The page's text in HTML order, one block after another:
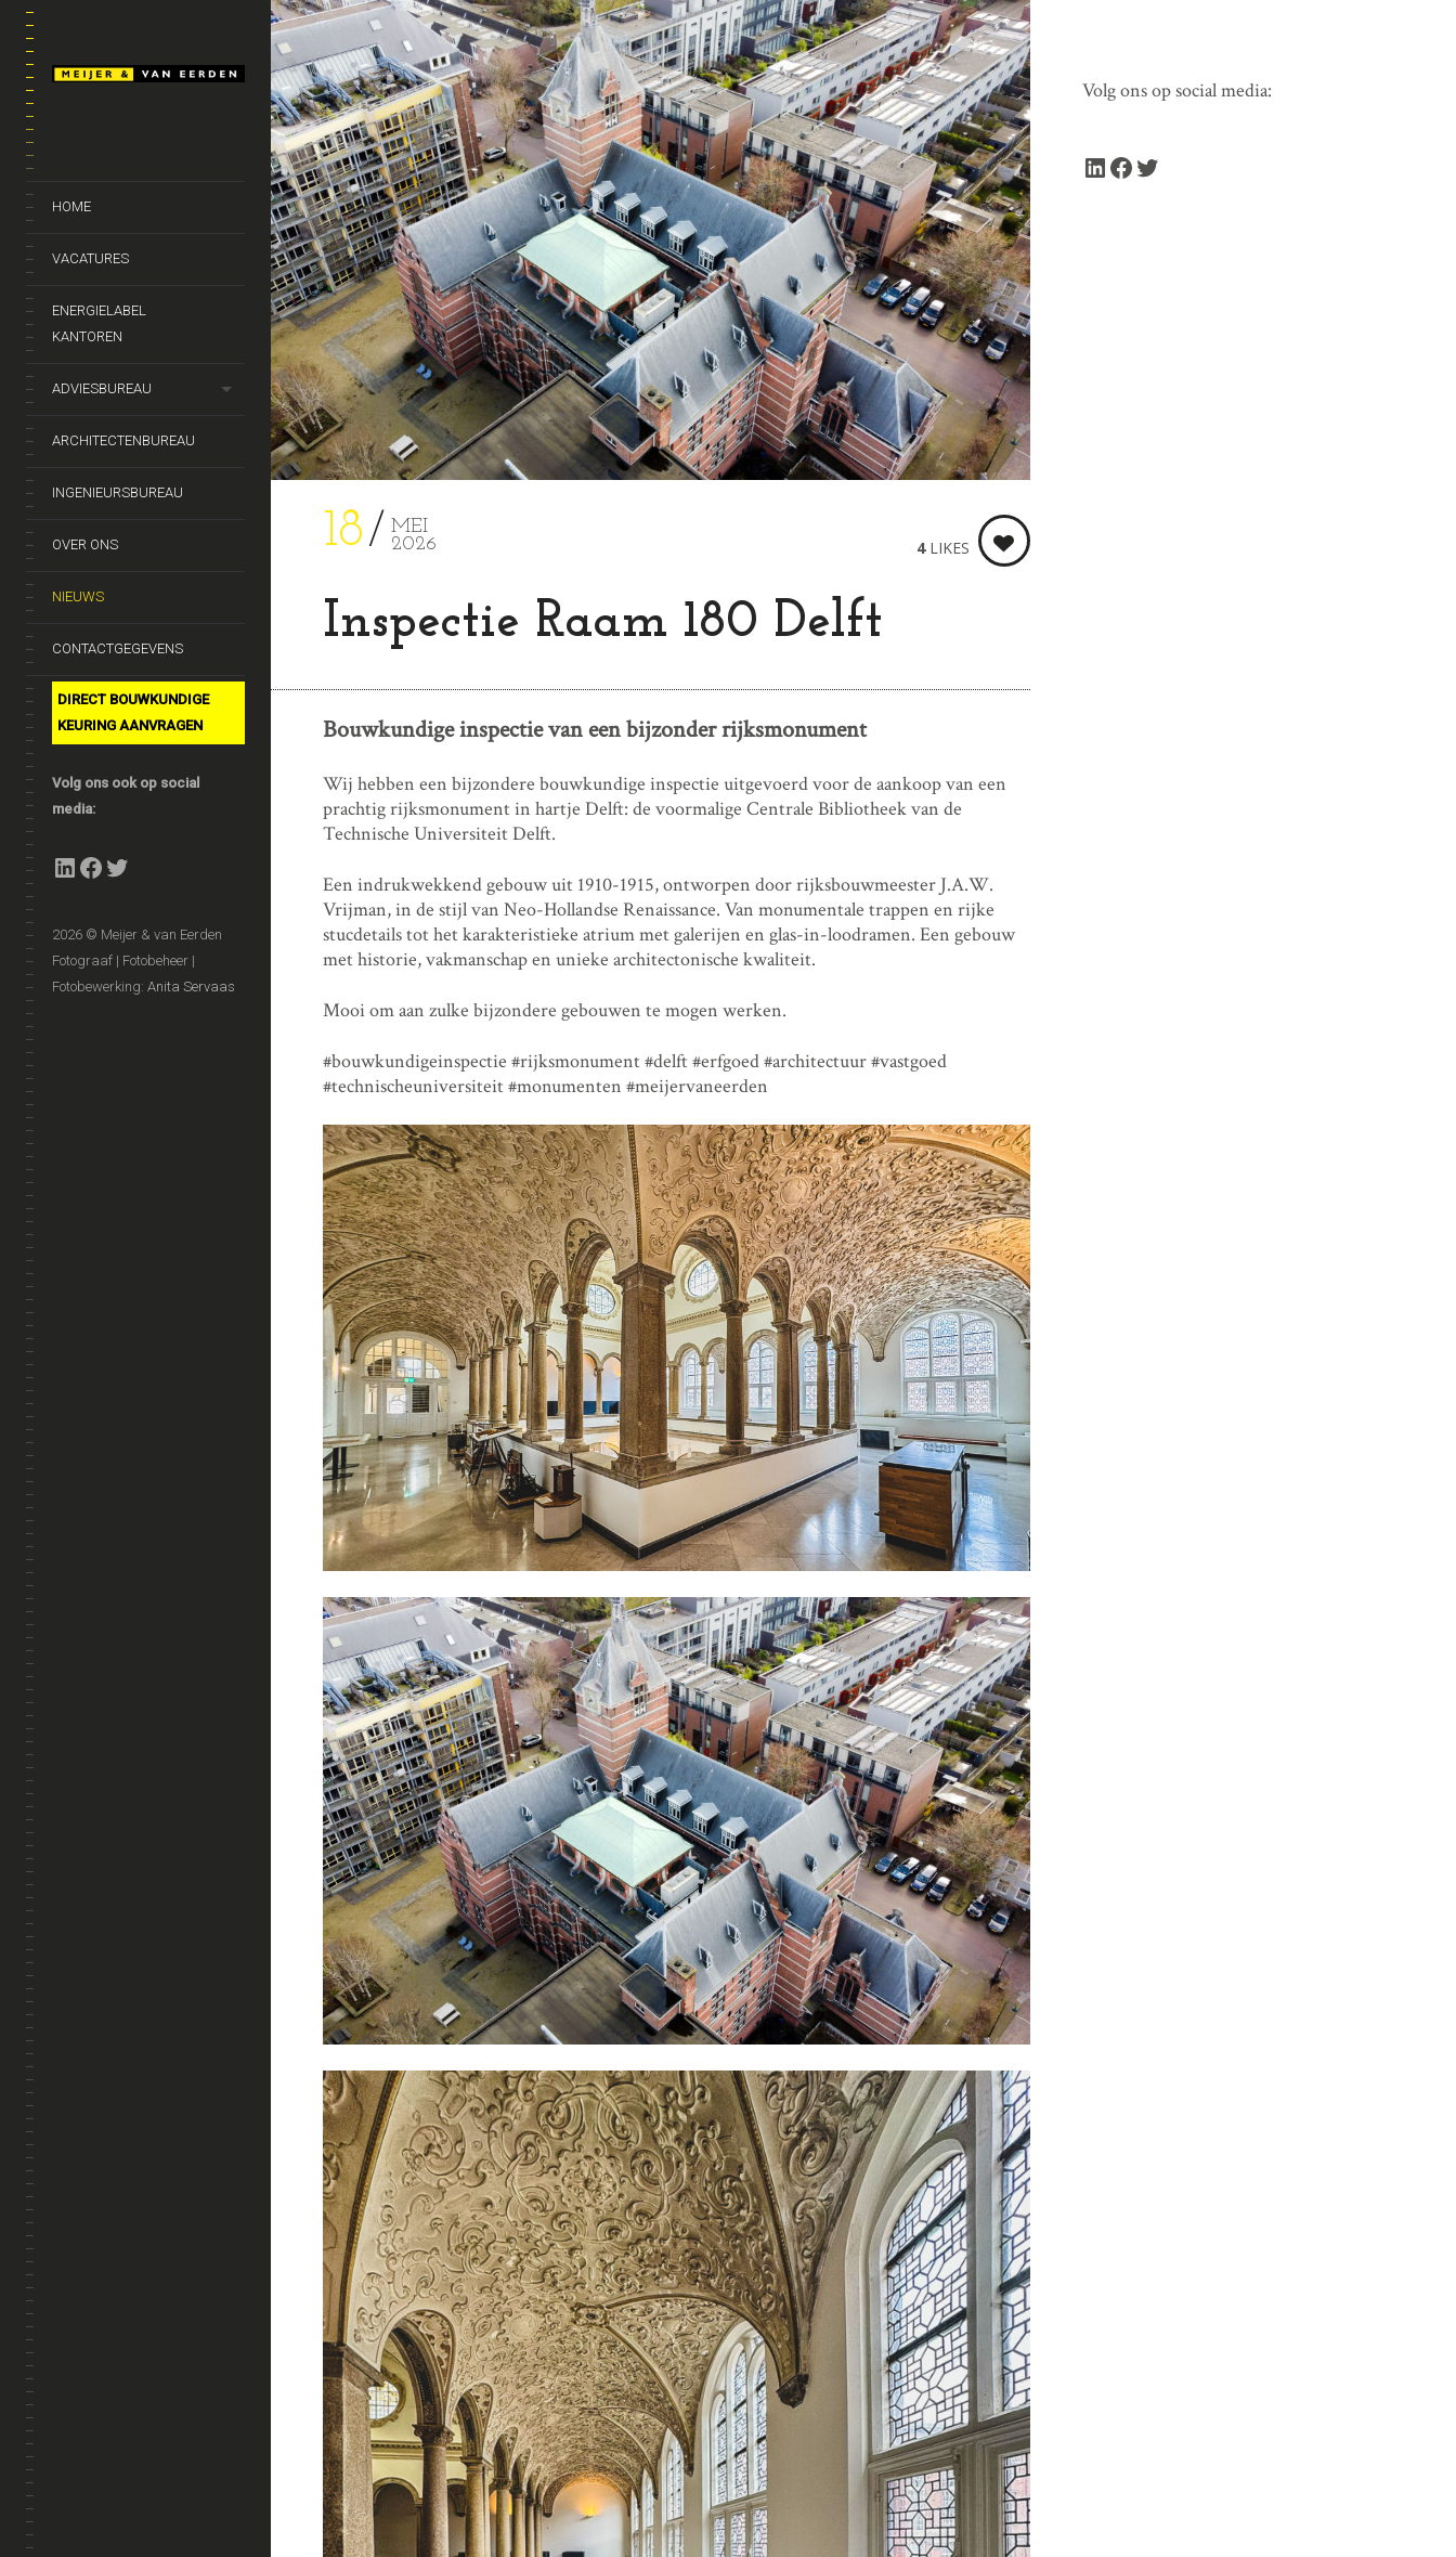
HOME
VACATURES
ENERGIELABEL
KANTOREN
ADVIESBUREAU
ARCHITECTENBUREAU
INGENIEURSBUREAU
OVER ONS
NIEUWS
CONTACTGEGEVENS
DIRECT BOUWKUNDIGE
KEURING AANVRAGEN
Volg ons ook op social
media:
LinkedIn
Facebook
2026 © Meijer & van Eerden
Fotograaf | Fotobeheer |
Fotobewerking: Anita Servaas
18
MEI
2026
Inspectie Raam 180 Delft
4LIKES
Bouwkundige inspectie van een bijzonder rijksmonument
Wij hebben een bijzondere bouwkundige inspectie uitgevoerd voor de aankoop van een
prachtig rijksmonument in hartje Delft: de voormalige Centrale Bibliotheek van de
Technische Universiteit Delft.
Een indrukwekkend gebouw uit 1910-1915, ontworpen door rijksbouwmeester J.A.W.
Vrijman, in de stijl van Neo-Hollandse Renaissance. Van monumentale trappen en rijke
stucdetails tot het karakteristieke atrium met galerijen en glas-in-loodramen. Een gebouw
met historie, vakmanschap en unieke architectonische kwaliteit.
Mooi om aan zulke bijzondere gebouwen te mogen werken.
#bouwkundigeinspectie #rijksmonument #delft #erfgoed #architectuur #vastgoed
#technischeuniversiteit #monumenten #meijervaneerden
Volg ons op social media:
LinkedIn Facebook